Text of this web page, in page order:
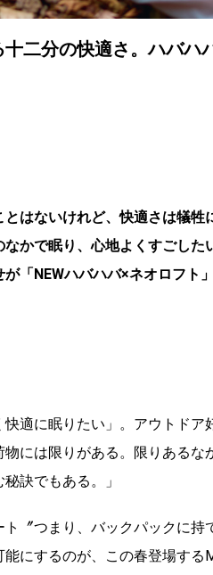
二分の快適さ。ハバハ
はないけれど、快適さは犠牲
かで眠り、心地よくすごした
「NEWハバハバ×ネオロフト」
快適に眠りたい」。アウトド
には限りがある。限りある
訣でもある。」
ト〞つまり、バックパックに
にするのが、この春登場す